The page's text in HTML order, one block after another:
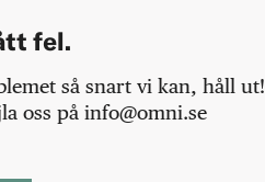
fel.
så snart vi kan, håll ut!
oss på info@omni.se